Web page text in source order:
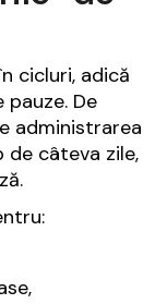
cicluri, adică
De
administrarea
câteva zile,